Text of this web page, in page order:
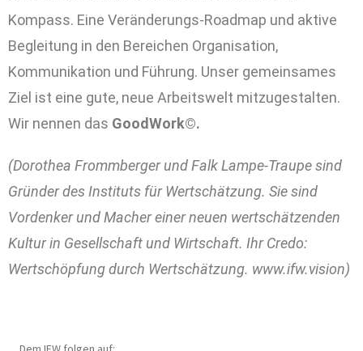
Kompass. Eine Veränderungs-Roadmap und aktive
Begleitung in den Bereichen Organisation,
Kommunikation und Führung. Unser gemeinsames
Ziel ist eine gute, neue Arbeitswelt mitzugestalten.
Wir nennen das GoodWork©.
(Dorothea Frommberger und Falk Lampe-Traupe sind
Gründer des Instituts für Wertschätzung. Sie sind
Vordenker und Macher einer neuen wertschätzenden
Kultur in Gesellschaft und Wirtschaft. Ihr Credo:
Wertschöpfung durch Wertschätzung. www.ifw.vision)